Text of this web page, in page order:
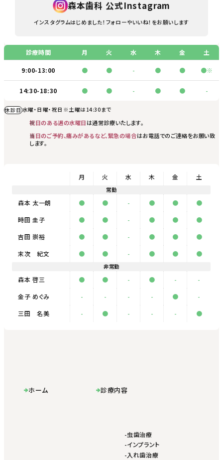
森本歯科 公式Instagram
インスタグラムはじめました！フォローやいいね！をお願いします
診療時間 月 火 水 木 金 土
9:00-13:00 ● ● - ● ● ●※
14:30-18:30 ● ● - ● ● -
休診日水曜・日曜・祝日 ※土曜は14:30まで
祝日のある週の水曜日は通常診療いたします。
当日のご予約、痛みがあるなど、緊急の場合はお電話でのご連絡をお願い致
します。
月 火 水 木 金 土
常勤
森本 太一朗 ● ● - ● ●
●
時田 圭子
● ● - ● ●
●
吉田 崇裕
● ● - ● ●
●
末次 紀文
● ● - ● ● ●
非常勤
森本 啓三 ● ● - ● -
-
金子 めぐみ
- - - - ●
-
三田 名美
- ● - - - ●
ホーム 診療内容
虫歯治療
インプラント
入れ歯治療